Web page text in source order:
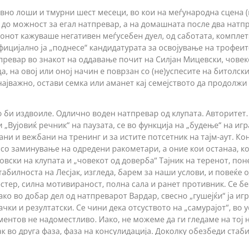
лоши и тмурни шест месеци, во кои на меѓународна сцена
можност за егал натпревар, а на домашната после два
кажуваше негативен меѓусебен дуел, од саботата,
ја „поднесе“ кандидатурата за освојување на
во знакот на оддавање почит на Силјан Мицевски,
на овој или оној начин е поврзан со (не)успесите на
остави семка или аманет кај семејството да
издвоиле. Одлично воден натпревар од клупата.
„Вујовиќ речник“ на паузата, се во функција на „будење“ на
и вежбани на тренинг и за истите потсетник на тајм-аут.
заминување на одредени ракометари, а оние кои останаа,
на клупата и „човекот од доверба“ Тајник на теренот,
на Лесјак, изгледа, барем за наши услови, и повеќе
силна мотивираност, полна сала и ранет противник. Се
во добар дел од натпреварот Вардар, свесно „гушејќи“ ја
и резултатски. Се чини дека отсуството на „самурајот“, во
не надоместливо. Иако, не можеме да ги гледаме на тој
во друга фаза, фаза на консулидација. Доколку обезбеди